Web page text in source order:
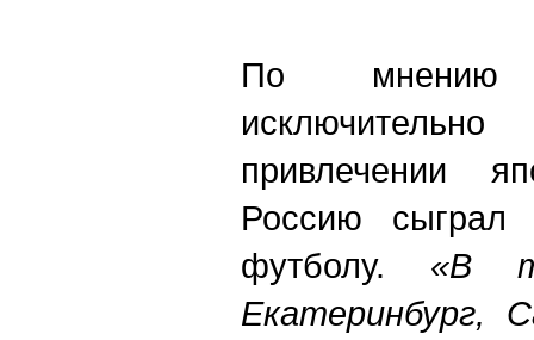
По мнению
привлечении
Россию сыграл
футболу. «В
Екатеринбург,